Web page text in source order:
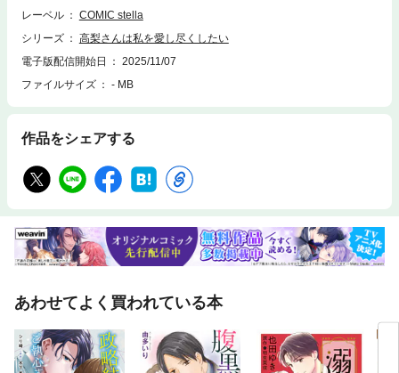
レーベル
COMIC stella
シリーズ
高梨さんは私を愛し尽くしたい
電子版配信開始日
2025/11/07
ファイルサイズ
- MB
作品をシェアする
あわせてよく買われている本